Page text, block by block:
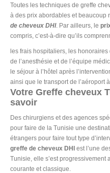
Toutes les techniques de greffe
à des prix abordables et beaucoup
de cheveux DHI. Par ailleurs, le
compris, c’est-à-dire qu’ils
les frais hospitaliers, les
de l’anesthésie et de l’équipe
le séjour à l’hôtel après
ainsi que le transport de l’aéroport
Votre Greffe cheveux
savoir
Des chirurgiens et des agences
pour faire de la Tunisie une
étrangers pour faire tout type
greffe de cheveux DHI
est l’une
Tunisie, elle s’est
courante et classique.